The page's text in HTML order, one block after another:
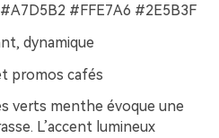
#FFE7A6 #2E5B3F
dynamique
promos cafés
verts menthe évoque une
L’accent lumineux